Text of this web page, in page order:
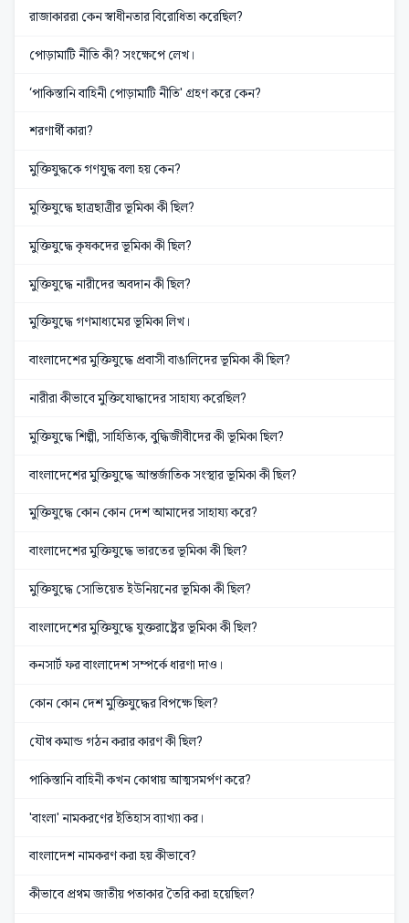
রাজাকাররা কেন স্বাধীনতার বিরোধিতা করেছিল?
পোড়ামাটি নীতি কী? সংক্ষেপে লেখ।
‘পাকিস্তানি বাহিনী পোড়ামাটি নীতি' গ্রহণ করে কেন?
শরণার্থী কারা?
মুক্তিযুদ্ধকে গণযুদ্ধ বলা হয় কেন?
মুক্তিযুদ্ধে ছাত্রছাত্রীর ভূমিকা কী ছিল?
মুক্তিযুদ্ধে কৃষকদের ভূমিকা কী ছিল?
মুক্তিযুদ্ধে নারীদের অবদান কী ছিল?
মুক্তিযুদ্ধে গণমাধ্যমের ভূমিকা লিখ।
বাংলাদেশের মুক্তিযুদ্ধে প্রবাসী বাঙালিদের ভূমিকা কী ছিল?
নারীরা কীভাবে মুক্তিযোদ্ধাদের সাহায্য করেছিল?
মুক্তিযুদ্ধে শিল্পী, সাহিত্যিক, বুদ্ধিজীবীদের কী ভূমিকা ছিল?
বাংলাদেশের মুক্তিযুদ্ধে আন্তর্জাতিক সংস্থার ভূমিকা কী ছিল?
মুক্তিযুদ্ধে কোন কোন দেশ আমাদের সাহায্য করে?
বাংলাদেশের মুক্তিযুদ্ধে ভারতের ভূমিকা কী ছিল?
মুক্তিযুদ্ধে সোভিয়েত ইউনিয়নের ভূমিকা কী ছিল?
বাংলাদেশের মুক্তিযুদ্ধে যুক্তরাষ্ট্রের ভূমিকা কী ছিল?
কনসার্ট ফর বাংলাদেশ সম্পর্কে ধারণা দাও।
কোন কোন দেশ মুক্তিযুদ্ধের বিপক্ষে ছিল?
যৌথ কমান্ড গঠন করার কারণ কী ছিল?
পাকিস্তানি বাহিনী কখন কোথায় আত্মসমর্পণ করে?
'বাংলা' নামকরণের ইতিহাস ব্যাখ্যা কর।
বাংলাদেশ নামকরণ করা হয় কীভাবে?
কীভাবে প্রথম জাতীয় পতাকার তৈরি করা হয়েছিল?